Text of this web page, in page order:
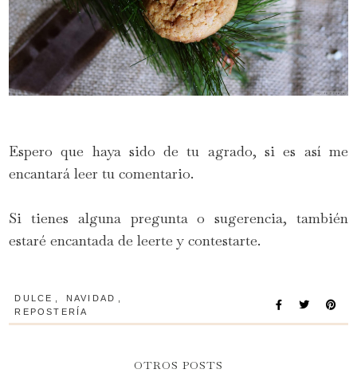
Espero que haya sido de tu agrado, si es así me
encantará leer tu comentario.
Si tienes alguna pregunta o sugerencia, también
estaré encantada de leerte y contestarte.
DULCE NAVIDAD
REPOSTERÍA
OTROS POSTS